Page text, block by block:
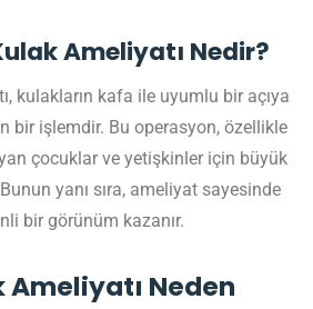
Ameliyatı Nedir?
kulakların kafa ile uyumlu bir açıya
bir işlemdir. Bu operasyon, özellikle
çocuklar ve yetişkinler için büyük
yanı sıra, ameliyat sayesinde
bir görünüm kazanır.
Ameliyatı Neden